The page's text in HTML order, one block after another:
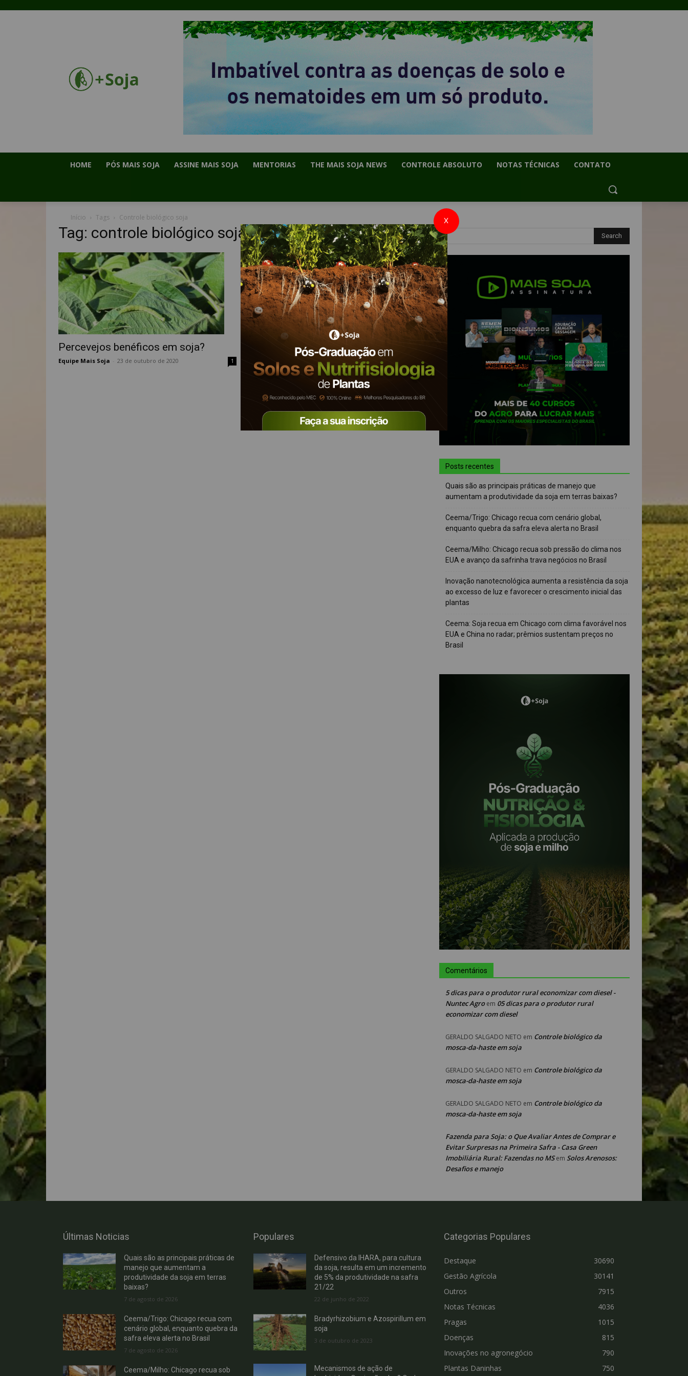
HOME PÓS MAIS SOJA ASSINE MAIS SOJA MENTORIAS THE MAIS SOJA NEWS CONTROLE ABSOLUTO NOTAS TÉCNICAS CONTATO
Início Tags Controle biológico soja
Tag: controle biológico soja
Percevejos benéficos em soja?
Equipe Mais Soja 23 de outubro de 2020 1
Posts recentes
Quais são as principais práticas de manejo que
aumentam a produtividade da soja em terras baixas?
Ceema/Trigo: Chicago recua com cenário global,
enquanto quebra da safra eleva alerta no Brasil
Ceema/Milho: Chicago recua sob pressão do clima nos
EUA e avanço da safrinha trava negócios no Brasil
Inovação nanotecnológica aumenta a resistência da soja
ao excesso de luz e favorecer o crescimento inicial das
plantas
Ceema: Soja recua em Chicago com clima favorável nos
EUA e China no radar; prêmios sustentam preços no
Brasil
Comentários
5 dicas para o produtor rural economizar com diesel -
Nuntec Agroem 05 dicas para o produtor rural
economizar com diesel
GERALDO SALGADO NETO em Controle biológico da
mosca-da-haste em soja
GERALDO SALGADO NETO em Controle biológico da
mosca-da-haste em soja
GERALDO SALGADO NETO em Controle biológico da
mosca-da-haste em soja
Fazenda para Soja: o Que Avaliar Antes de Comprar e
Evitar Surpresas na Primeira Safra - Casa Green
Imobiliária Rural: Fazendas no MSem Solos Arenosos:
Desafios e manejo
Últimas Noticias
Quais são as principais práticas de
manejo que aumentam a
produtividade da soja em terras
baixas?
7 de agosto de 2026
Ceema/Trigo: Chicago recua com
cenário global, enquanto quebra da
safra eleva alerta no Brasil
7 de agosto de 2026
Ceema/Milho: Chicago recua sob
Populares
Defensivo da IHARA, para cultura
da soja, resulta em um incremento
de 5% da produtividade na safra
21/22
22 de junho de 2022
Bradyrhizobium e Azospirillum em
soja
3 de outubro de 2023
Mecanismos de ação de
Categorias Populares
Destaque
30690
Gestão Agrícola
30141
Outros
7915
Notas Técnicas
4036
Pragas
1015
Doenças
815
Inovações no agronegócio
790
Plantas Daninhas
750
X